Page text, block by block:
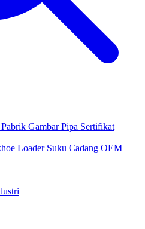
Gambar Pipa Sertifikat
Loader Suku Cadang OEM